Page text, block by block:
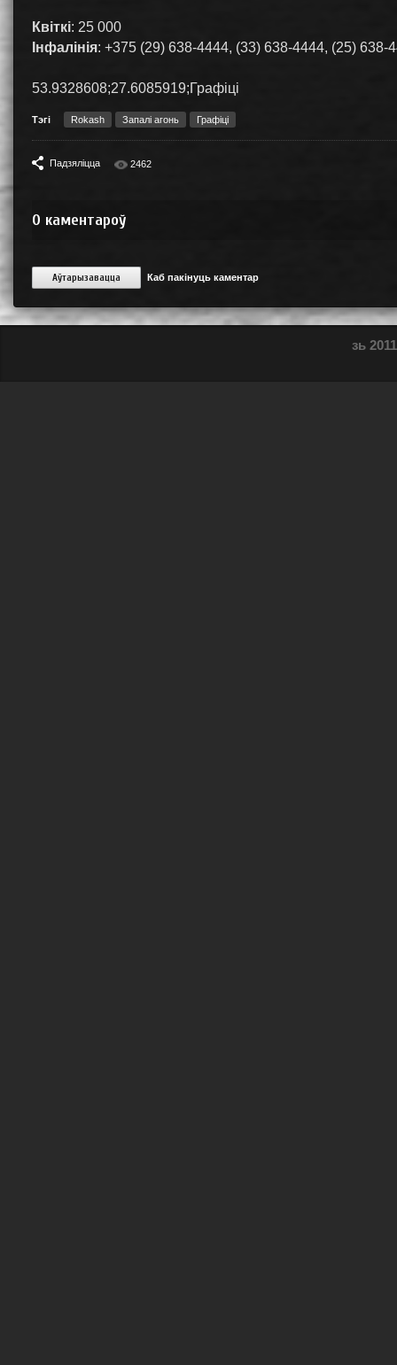
Квіткі: 25 000
Інфалінія: +375 (29) 638-4444, (33) 638-4444, (25) 638-
53.9328608;27.6085919;Графіці
Тэгі Rokash Запалі агонь Графіці
Падзяліцца 2462
0 каментароў
Аўтарызавацца Каб пакінуць каментар
зь 2011